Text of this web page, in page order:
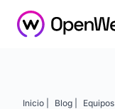
Inicio | Blog | Equipos |